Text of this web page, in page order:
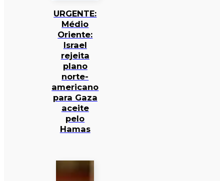
URGENTE:
Médio
Oriente:
Israel
rejeita
plano
norte-
americano
para Gaza
aceite
pelo
Hamas